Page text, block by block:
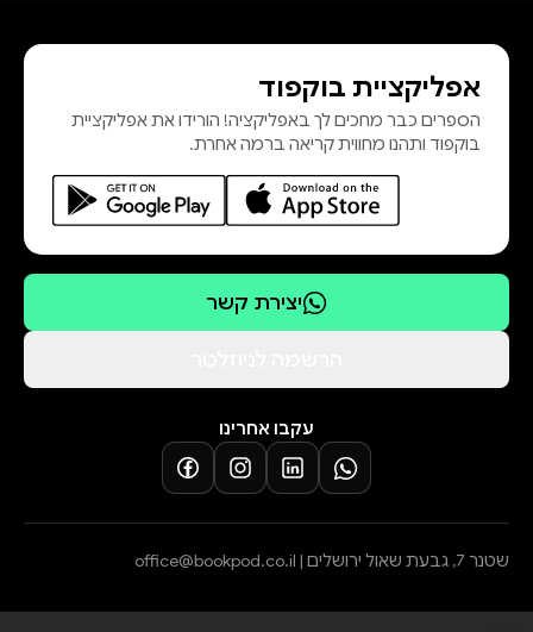
אפליקציית בוקפוד
הספרים כבר מחכים לך באפליקציה! הורידו את אפליקציית
בוקפוד ותהנו מחווית קריאה ברמה אחרת.
יצירת קשר
עקבו אחרינו
שטנר 7, גבעת שאול ירושלים | office@bookpod.co.il